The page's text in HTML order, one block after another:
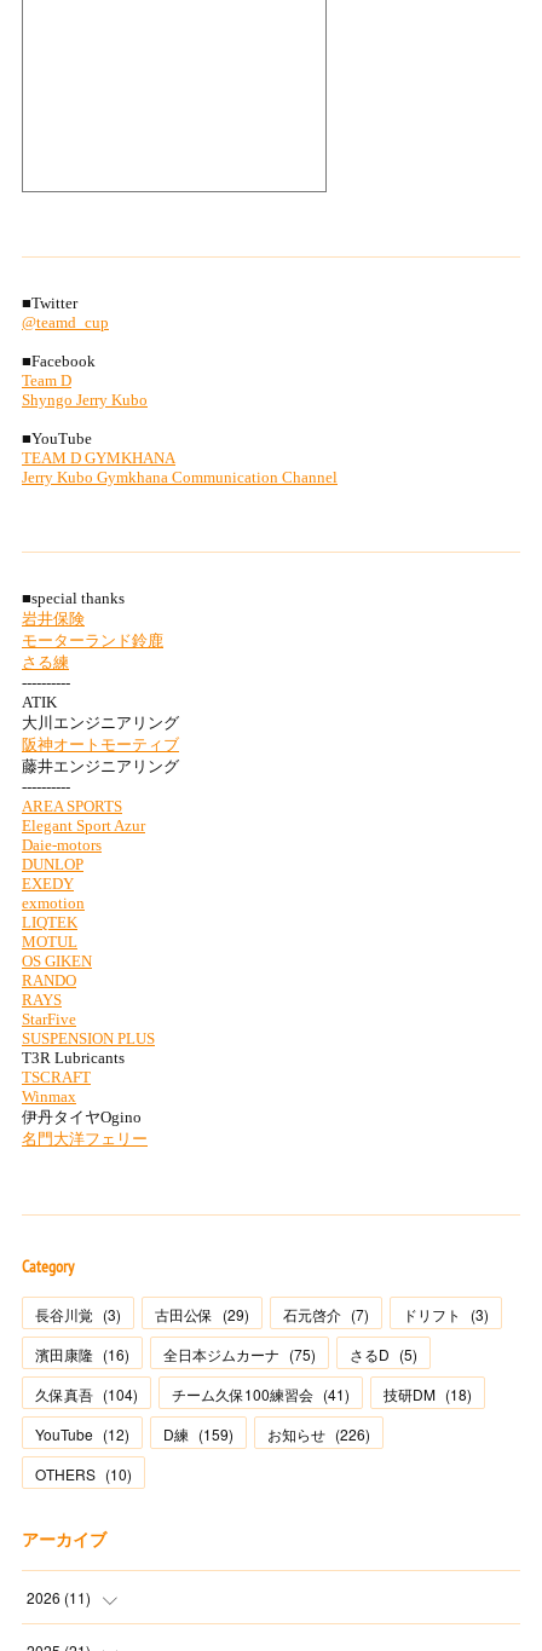
Category
長谷川覚 (3) 古田公保 (29) 石元啓介 (7) ドリフト (3)
濱田康隆 (16) 全日本ジムカーナ (75) さるD (5)
久保真吾 (104) チーム久保100練習会 (41) 技研DM (18)
YouTube (12) D練 (159) お知らせ (226)
OTHERS (10)
アーカイブ
2026 (11)